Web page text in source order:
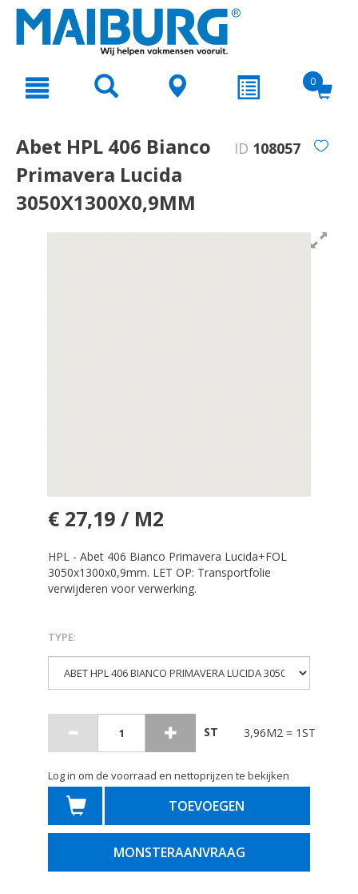
text.skipToNavigation
0
Abet HPL 406 Bianco
Primavera Lucida
3050X1300X0,9MM
ID 108057
€ 27,19 / M2
HPL - Abet 406 Bianco Primavera Lucida+FOL
3050x1300x0,9mm. LET OP: Transportfolie
verwijderen voor verwerking.
TYPE:
ST 3,96M2 = 1ST
Log in om de voorraad en nettoprijzen te bekijken
TOEVOEGEN
MONSTERAANVRAAG